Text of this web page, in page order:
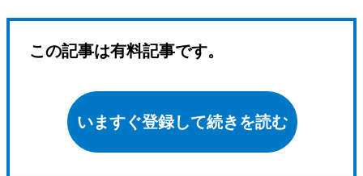
この記事は有料記事です。
いますぐ登録して続きを読む